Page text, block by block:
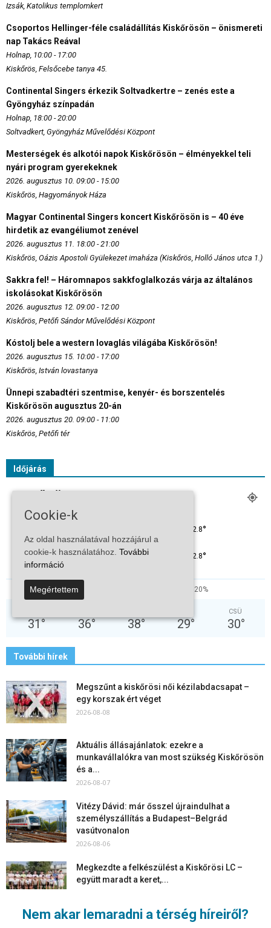
Nem akar lemaradni a térség híreiről?
Izsák, Katolikus templomkert
Csoportos Hellinger-féle családállítás Kiskőrösön – önismereti
nap Takács Reával
Holnap, 10:00 - 17:00
Kiskőrös, Felsőcebe tanya 45.
Continental Singers érkezik Soltvadkertre – zenés este a
Gyöngyház színpadán
Holnap, 18:00 - 20:00
Soltvadkert, Gyöngyház Művelődési Központ
Mesterségek és alkotói napok Kiskőrösön – élményekkel teli
nyári program gyerekeknek
2026. augusztus 10. 09:00 - 15:00
Kiskőrös, Hagyományok Háza
Magyar Continental Singers koncert Kiskőrösön is – 40 éve
hirdetik az evangéliumot zenével
2026. augusztus 11. 18:00 - 21:00
Kiskőrös, Oázis Apostoli Gyülekezet imaháza (Kiskőrös, Holló János utca 1.)
Sakkra fel! – Háromnapos sakkfoglalkozás várja az általános
iskolásokat Kiskőrösön
2026. augusztus 12. 09:00 - 12:00
Kiskőrös, Petőfi Sándor Művelődési Központ
Kóstolj bele a western lovaglás világába Kiskőrösön!
2026. augusztus 15. 10:00 - 17:00
Kiskőrös, István lovastanya
Ünnepi szabadtéri szentmise, kenyér- és borszentelés
Kiskőrösön augusztus 20-án
2026. augusztus 20. 09:00 - 11:00
Kiskőrös, Petőfi tér
Időjárás
Kevés Felhő
32.8° 32.8°
32.8°
23% 20%
31° 36° 38° 29°
CSÜ
30°
További hírek
Megszűnt a kiskőrösi női kézilabdacsapat –
egy korszak ért véget
2026-08-08
Aktuális állásajánlatok: ezekre a
munkavállalókra van most szükség Kiskőrösön
és a...
2026-08-07
Vitézy Dávid: már ősszel újraindulhat a
személyszállítás a Budapest–Belgrád
vasútvonalon
2026-08-06
Megkezdte a felkészülést a Kiskőrösi LC –
együtt maradt a keret,...
Cookie-k
Az oldal használatával hozzájárul a
cookie-k használatához. További
információ
Megértettem